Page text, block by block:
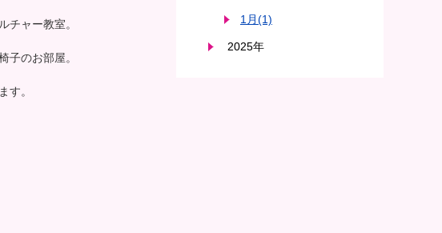
チャー教室。
子のお部屋。
す。
1月(1)
2025年